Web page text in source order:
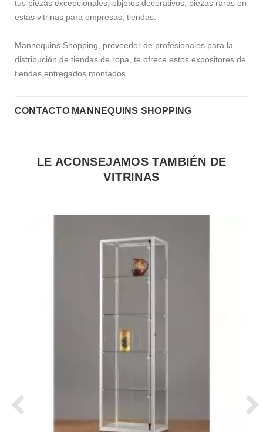
tus piezas excepcionales, objetos decorativos, piezas raras en
estas vitrinas para empresas, tiendas.
Mannequins Shopping, proveedor de profesionales para la
distribución de tiendas de ropa, te ofrece estos expositores de
tiendas entregados montados.
CONTACTO MANNEQUINS SHOPPING
LE ACONSEJAMOS TAMBIÉN DE
VITRINAS